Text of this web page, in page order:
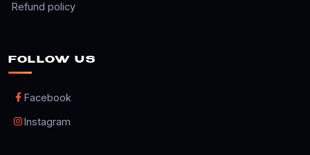
Refund policy
FOLLOW US
Facebook
Instagram